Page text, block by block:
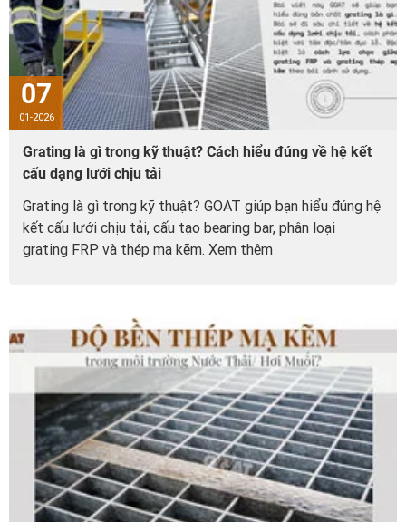
07
01-2026
Grating là gì trong kỹ thuật? Cách hiểu đúng về hệ kết
cấu dạng lưới chịu tải
Grating là gì trong kỹ thuật? GOAT giúp bạn hiểu đúng hệ
kết cấu lưới chịu tải, cấu tạo bearing bar, phân loại
grating FRP và thép mạ kẽm. Xem thêm